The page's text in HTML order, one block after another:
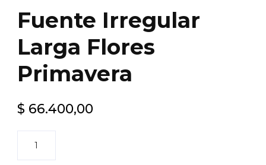
Fuente Irregular
Larga Flores
Primavera
$ 66.400,00